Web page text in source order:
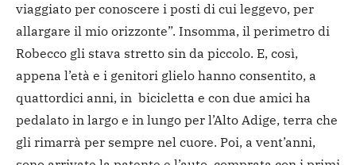
viaggiato per conoscere i posti di cui leggevo, per
allargare il mio orizzonte”. Insomma, il perimetro di
Robecco gli stava stretto sin da piccolo. E, così,
appena l’età e i genitori glielo hanno consentito, a
quattordici anni, in bicicletta e con due amici ha
pedalato in largo e in lungo per l’Alto Adige, terra che
gli rimarrà per sempre nel cuore. Poi, a vent’anni,